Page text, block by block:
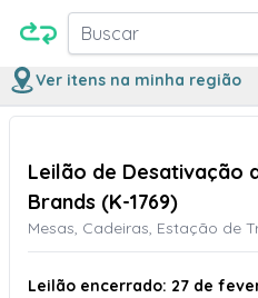
Buscar
Ver itens na minha região
Leilão de Desativação
Brands (K-1769)
Mesas, Cadeiras, Estação de
Leilão encerrado: 27 de